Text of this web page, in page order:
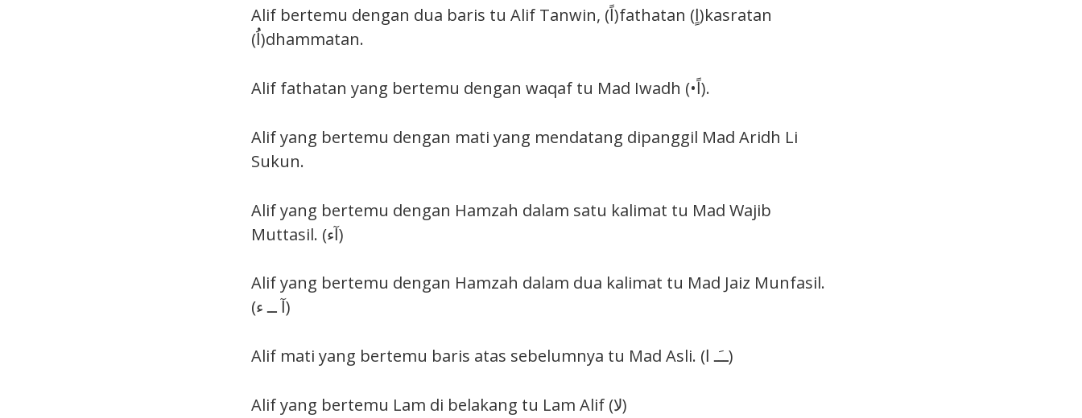
Alif bertemu dengan dua baris tu Alif Tanwin, (اً)fathatan (اٍ)kasratan
(اُُ)dhammatan.
Alif fathatan yang bertemu dengan waqaf tu Mad Iwadh (•اً).
Alif yang bertemu dengan mati yang mendatang dipanggil Mad Aridh Li
Sukun.
Alif yang bertemu dengan Hamzah dalam satu kalimat tu Mad Wajib
Muttasil. (آء)
Alif yang bertemu dengan Hamzah dalam dua kalimat tu Mad Jaiz Munfasil.
(آ ــ ء)
Alif mati yang bertemu baris atas sebelumnya tu Mad Asli. (ــَـ ا)
Alif yang bertemu Lam di belakang tu Lam Alif (لا)